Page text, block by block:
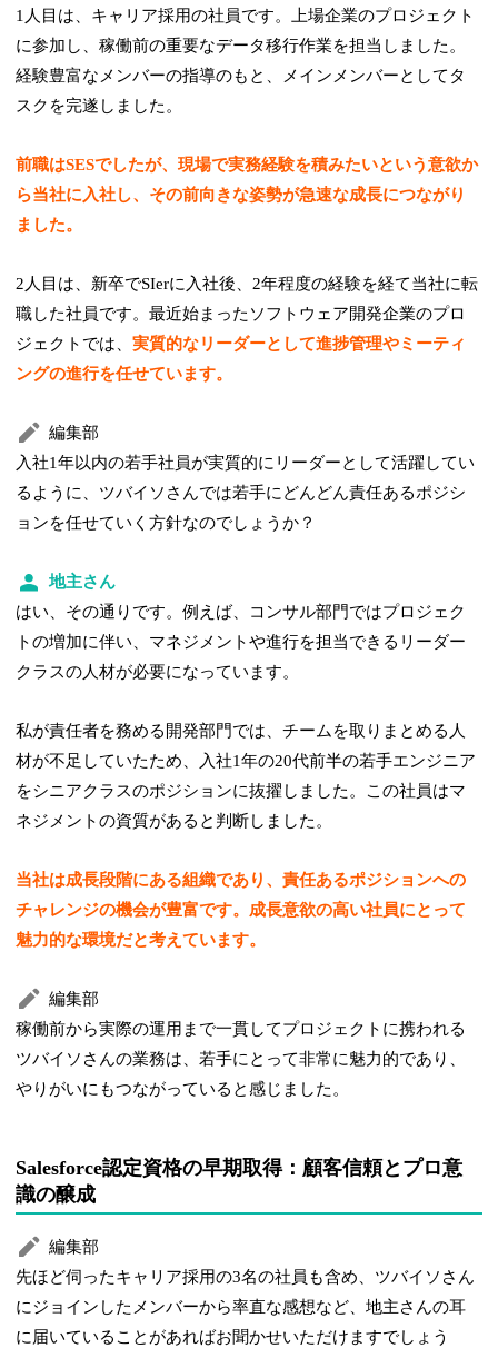
1人目は、キャリア採用の社員です。上場企業のプロジェクト
に参加し、稼働前の重要なデータ移行作業を担当しました。
経験豊富なメンバーの指導のもと、メインメンバーとしてタ
スクを完遂しました。
前職はSESでしたが、現場で実務経験を積みたいという意欲か
ら当社に入社し、その前向きな姿勢が急速な成長につながり
ました。
2人目は、新卒でSIerに入社後、2年程度の経験を経て当社に転
職した社員です。最近始まったソフトウェア開発企業のプロ
ジェクトでは、実質的なリーダーとして進捗管理やミーティ
ングの進行を任せています。
編集部
入社1年以内の若手社員が実質的にリーダーとして活躍してい
るように、ツバイソさんでは若手にどんどん責任あるポジシ
ョンを任せていく方針なのでしょうか？
地主さん
はい、その通りです。例えば、コンサル部門ではプロジェク
トの増加に伴い、マネジメントや進行を担当できるリーダー
クラスの人材が必要になっています。
私が責任者を務める開発部門では、チームを取りまとめる人
材が不足していたため、入社1年の20代前半の若手エンジニア
をシニアクラスのポジションに抜擢しました。この社員はマ
ネジメントの資質があると判断しました。
当社は成長段階にある組織であり、責任あるポジションへの
チャレンジの機会が豊富です。成長意欲の高い社員にとって
魅力的な環境だと考えています。
編集部
稼働前から実際の運用まで一貫してプロジェクトに携われる
ツバイソさんの業務は、若手にとって非常に魅力的であり、
やりがいにもつながっていると感じました。
Salesforce認定資格の早期取得：顧客信頼とプロ意
識の醸成
編集部
先ほど伺ったキャリア採用の3名の社員も含め、ツバイソさん
にジョインしたメンバーから率直な感想など、地主さんの耳
に届いていることがあればお聞かせいただけますでしょう